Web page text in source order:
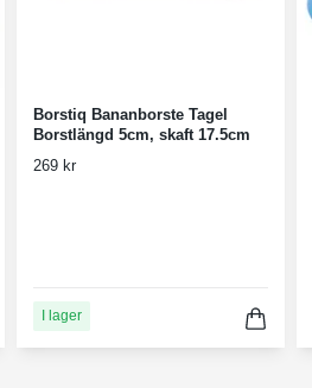
Borstiq Bananborste Tagel
Borstlängd 5cm, skaft 17.5cm
269 kr
I lager